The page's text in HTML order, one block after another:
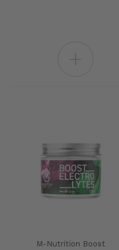
M-Nutrition Boost